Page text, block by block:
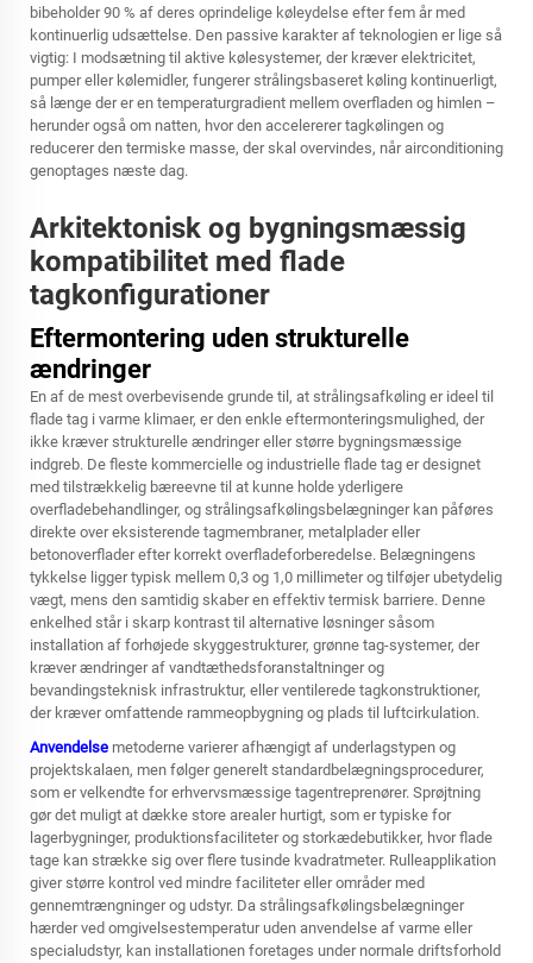
bibeholder 90 % af deres oprindelige køleydelse efter fem år med
kontinuerlig udsættelse. Den passive karakter af teknologien er lige så
vigtig: I modsætning til aktive kølesystemer, der kræver elektricitet,
pumper eller kølemidler, fungerer strålingsbaseret køling kontinuerligt,
så længe der er en temperaturgradient mellem overfladen og himlen –
herunder også om natten, hvor den accelererer tagkølingen og
reducerer den termiske masse, der skal overvindes, når airconditioning
genoptages næste dag.
Arkitektonisk og bygningsmæssig
kompatibilitet med flade
tagkonfigurationer
Eftermontering uden strukturelle
ændringer
En af de mest overbevisende grunde til, at strålingsafkøling er ideel til
flade tag i varme klimaer, er den enkle eftermonteringsmulighed, der
ikke kræver strukturelle ændringer eller større bygningsmæssige
indgreb. De fleste kommercielle og industrielle flade tag er designet
med tilstrækkelig bæreevne til at kunne holde yderligere
overfladebehandlinger, og strålingsafkølingsbelægninger kan påføres
direkte over eksisterende tagmembraner, metalplader eller
betonoverflader efter korrekt overfladeforberedelse. Belægningens
tykkelse ligger typisk mellem 0,3 og 1,0 millimeter og tilføjer ubetydelig
vægt, mens den samtidig skaber en effektiv termisk barriere. Denne
enkelhed står i skarp kontrast til alternative løsninger såsom
installation af forhøjede skyggestrukturer, grønne tag-systemer, der
kræver ændringer af vandtæthedsforanstaltninger og
bevandingsteknisk infrastruktur, eller ventilerede tagkonstruktioner,
der kræver omfattende rammeopbygning og plads til luftcirkulation.
Anvendelse metoderne varierer afhængigt af underlagstypen og
projektskalaen, men følger generelt standardbelægningsprocedurer,
som er velkendte for erhvervsmæssige tagentreprenører. Sprøjtning
gør det muligt at dække store arealer hurtigt, som er typiske for
lagerbygninger, produktionsfaciliteter og storkædebutikker, hvor flade
tage kan strække sig over flere tusinde kvadratmeter. Rulleapplikation
giver større kontrol ved mindre faciliteter eller områder med
gennemtrængninger og udstyr. Da strålingsafkølingsbelægninger
hærder ved omgivelsestemperatur uden anvendelse af varme eller
specialudstyr, kan installationen foretages under normale driftsforhold